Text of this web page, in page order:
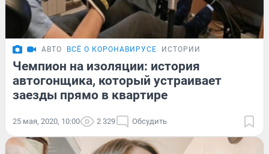
АВТО ВСЁ О КОРОНАВИРУСЕ ИСТОРИИ
Чемпион на изоляции: история
автогонщика, который устраивает
заезды прямо в квартире
25 мая, 2020, 10:00 2 329 Обсудить